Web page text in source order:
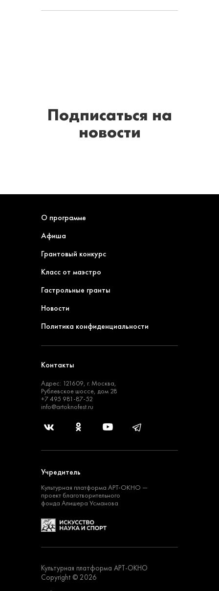
Подписаться на
новости
О программе
Афиша
Грантовый конкурс
Класс от маэстро
Гастрольные гранты
Новости
Политика конфиденциальности
Контакты
Адрес: 121609, г. Москва,
Рублевское шоссе, дом 28
+7 495 981-87-52
info@artoknofest.ru
Учредитель
Культурная платформа АРТ-ОКНО —
проект благотворительного
фонда Алишера Усманова
Культурная платформа АРТ-ОКНО
Copyright © 2026